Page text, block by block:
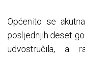
Općenito se
posljednjih deset
udvostručila, a